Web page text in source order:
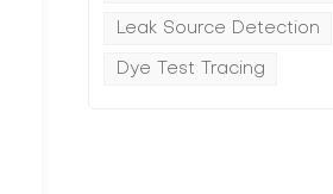
Leak Source Detection
Dye Test Tracing